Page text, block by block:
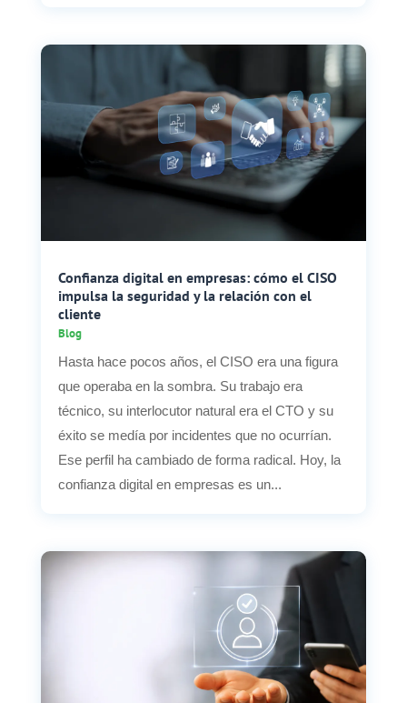
Confianza digital en empresas: cómo el CISO
impulsa la seguridad y la relación con el
cliente
Blog
Hasta hace pocos años, el CISO era una figura
que operaba en la sombra. Su trabajo era
técnico, su interlocutor natural era el CTO y su
éxito se medía por incidentes que no ocurrían.
Ese perfil ha cambiado de forma radical. Hoy, la
confianza digital en empresas es un...